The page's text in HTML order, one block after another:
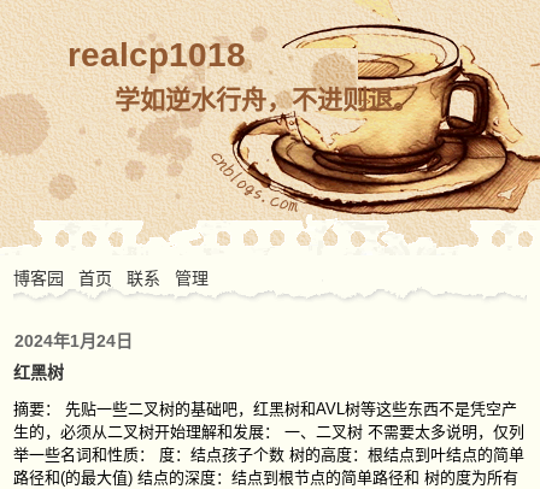
realcp1018
学如逆水行舟，不进则退。
博客园 首页 联系 管理
2024年1月24日
红黑树
摘要： 先贴一些二叉树的基础吧，红黑树和AVL树等这些东西不是凭空产
生的，必须从二叉树开始理解和发展： 一、二叉树 不需要太多说明，仅列
举一些名词和性质： 度：结点孩子个数 树的高度：根结点到叶结点的简单
路径和(的最大值) 结点的深度：结点到根节点的简单路径和 树的度为所有